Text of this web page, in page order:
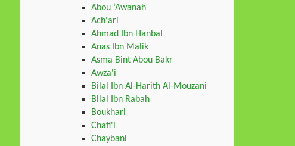
Abou ‘Awanah
Ach'ari
Ahmad Ibn Hanbal
Anas Ibn Malik
Asma Bint Abou Bakr
Awza'i
Bilal Ibn Al-Harith Al-Mouzani
Bilal Ibn Rabah
Boukhari
Chafi'i
Chaybani